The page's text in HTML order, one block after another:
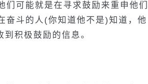
可能就是在寻求鼓励来重申他们
奋斗的人(你知道他不是)知道，他
积极鼓励的信息。